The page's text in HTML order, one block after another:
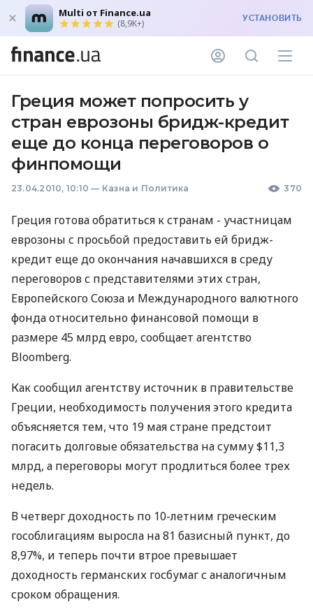
Multi от Finance.ua
(8,9K+) УСТАНОВИТЬ
Греция может попросить у
стран еврозоны бридж-кредит
еще до конца переговоров о
финпомощи
23.04.2010, 10:10 — Казна и Политика 370
Греция готова обратиться к странам - участницам
еврозоны с просьбой предоставить ей бридж-
кредит еще до окончания начавшихся в среду
переговоров с представителями этих стран,
Европейского Союза и Международного валютного
фонда относительно финансовой помощи в
размере 45 млрд евро, сообщает агентство
Bloomberg.
Как сообщил агентству источник в правительстве
Греции, необходимость получения этого кредита
объясняется тем, что 19 мая стране предстоит
погасить долговые обязательства на сумму $11,3
млрд, а переговоры могут продлиться более трех
недель.
В четверг доходность по 10-летним греческим
гособлигациям выросла на 81 базисный пункт, до
8,97%, и теперь почти втрое превышает
доходность германских госбумаг с аналогичным
сроком обращения.